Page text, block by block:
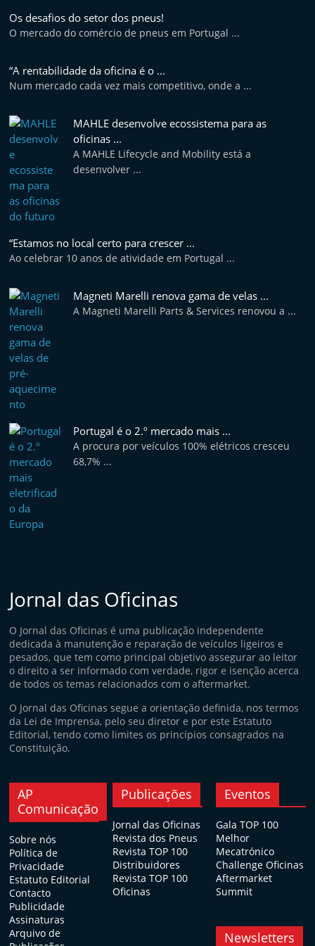
Os desafios do setor dos pneus!
O mercado do comércio de pneus em Portugal ...
“A rentabilidade da oficina é o ...
Num mercado cada vez mais competitivo, onde a ...
MAHLE desenvolve ecossistema para as
oficinas ...
A MAHLE Lifecycle and Mobility está a
desenvolver ...
“Estamos no local certo para crescer ...
Ao celebrar 10 anos de atividade em Portugal ...
Magneti Marelli renova gama de velas ...
A Magneti Marelli Parts & Services renovou a ...
Portugal é o 2.º mercado mais ...
A procura por veículos 100% elétricos cresceu
68,7% ...
Jornal das Oficinas
O Jornal das Oficinas é uma publicação independente
dedicada à manutenção e reparação de veículos ligeiros e
pesados, que tem como principal objetivo assegurar ao leitor
o direito a ser informado com verdade, rigor e isenção acerca
de todos os temas relacionados com o aftermarket.
O Jornal das Oficinas segue a orientação definida, nos termos
da Lei de Imprensa, pelo seu diretor e por este Estatuto
Editorial, tendo como limites os princípios consagrados na
Constituição.
AP
Comunicação
Sobre nós
Política de
Privacidade
Estatuto Editorial
Contacto
Publicidade
Assinaturas
Arquivo de
Publicações
Jornal das Oficinas
Revista dos Pneus
Revista TOP 100
Distribuidores
Revista TOP 100
Oficinas
Eventos
Gala TOP 100
Melhor
Mecatrónico
Challenge Oficinas
Aftermarket
Summit
Newsletters